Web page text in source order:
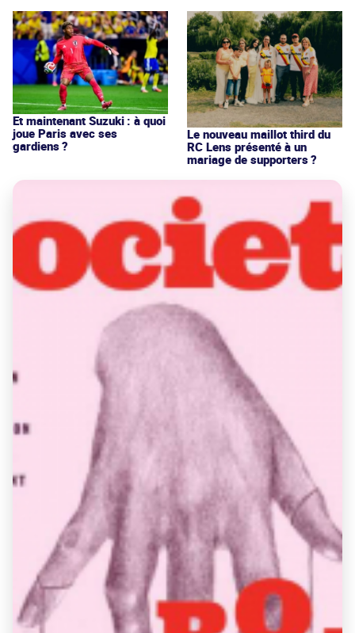
Et maintenant Suzuki : à quoi
joue Paris avec ses
gardiens ?
Le nouveau maillot third du
RC Lens présenté à un
mariage de supporters ?